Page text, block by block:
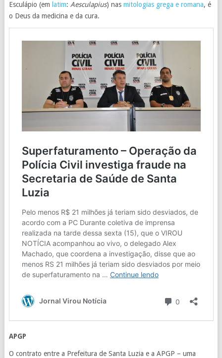
Esculápio (em latim: Aesculapius) nas mitologias grega e romana, é
o Deus da medicina e da cura.
APGP
O contrato entre a Prefeitura de Santa Luzia e a APGP – uma